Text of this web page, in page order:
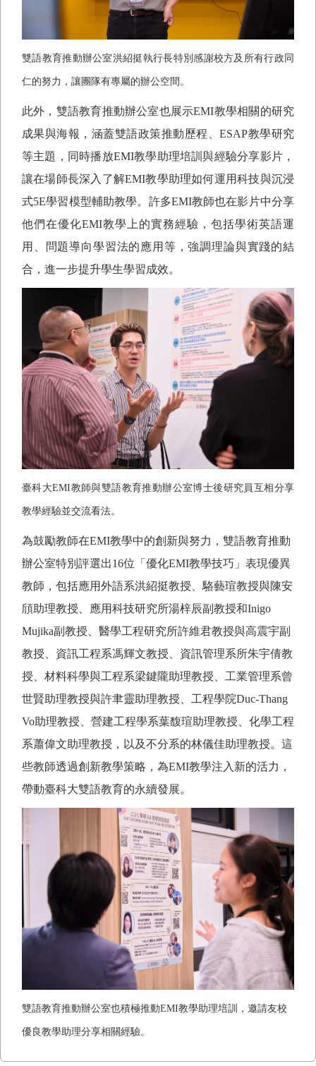
雙語教育推動辦公室洪紹挺執行長特別感謝校方及所有行政同
仁的努力，讓團隊有專屬的辦公空間。
此外，雙語教育推動辦公室也展示EMI教學相關的研究
成果與海報，涵蓋雙語政策推動歷程、ESAP教學研究
等主題，同時播放EMI教學助理培訓與經驗分享影片，
讓在場師長深入了解EMI教學助理如何運用科技與沉浸
式5E學習模型輔助教學。許多EMI教師也在影片中分享
他們在優化EMI教學上的實務經驗，包括學術英語運
用、問題導向學習法的應用等，強調理論與實踐的結
合，進一步提升學生學習成效。
臺科大EMI教師與雙語教育推動辦公室博士後研究員互相分享
教學經驗並交流看法。
為鼓勵教師在EMI教學中的創新與努力，雙語教育推動
辦公室特別評選出16位「優化EMI教學技巧」表現優異
教師，包括應用外語系洪紹挺教授、駱藝瑄教授與陳安
頎助理教授、應用科技研究所湯梓辰副教授和Inigo
Mujika副教授、醫學工程研究所許維君教授與高震宇副
教授、資訊工程系馮輝文教授、資訊管理系所朱宇倩教
授、材料科學與工程系梁鍵隴助理教授、工業管理系曾
世賢助理教授與許聿靈助理教授、工程學院Duc-Thang
Vo助理教授、營建工程學系葉馥瑄助理教授、化學工程
系蕭偉文助理教授，以及不分系的林儀佳助理教授。這
些教師透過創新教學策略，為EMI教學注入新的活力，
帶動臺科大雙語教育的永續發展。
雙語教育推動辦公室也積極推動EMI教學助理培訓，邀請友校
優良教學助理分享相關經驗。